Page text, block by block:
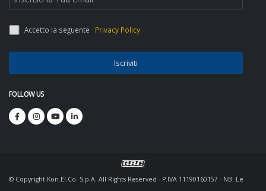
Accetto la seguente Privacy Policy
Iscriviti
FOLLOW US
© Copyright Kon.El.Co. S.p.A. All Rights Reserved - P.IVA 11190160157 - NB: Le